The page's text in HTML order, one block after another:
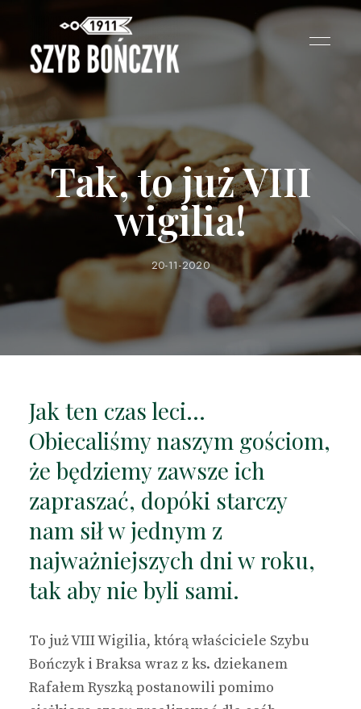
Tak, to już VIII
wigilia!
20-11-2020
Jak ten czas leci…
Obiecaliśmy naszym gościom,
że będziemy zawsze ich
zapraszać, dopóki starczy
nam sił w jednym z
najważniejszych dni w roku,
tak aby nie byli sami.
To już VIII Wigilia, którą właściciele Szybu
Bończyk i Braksa wraz z ks. dziekanem
Rafałem Ryszką postanowili pomimo